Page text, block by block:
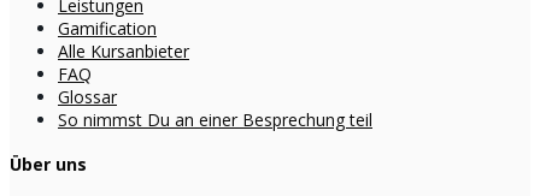
Leistungen
Gamification
Alle Kursanbieter
FAQ
Glossar
So nimmst Du an einer Besprechung teil
Über uns